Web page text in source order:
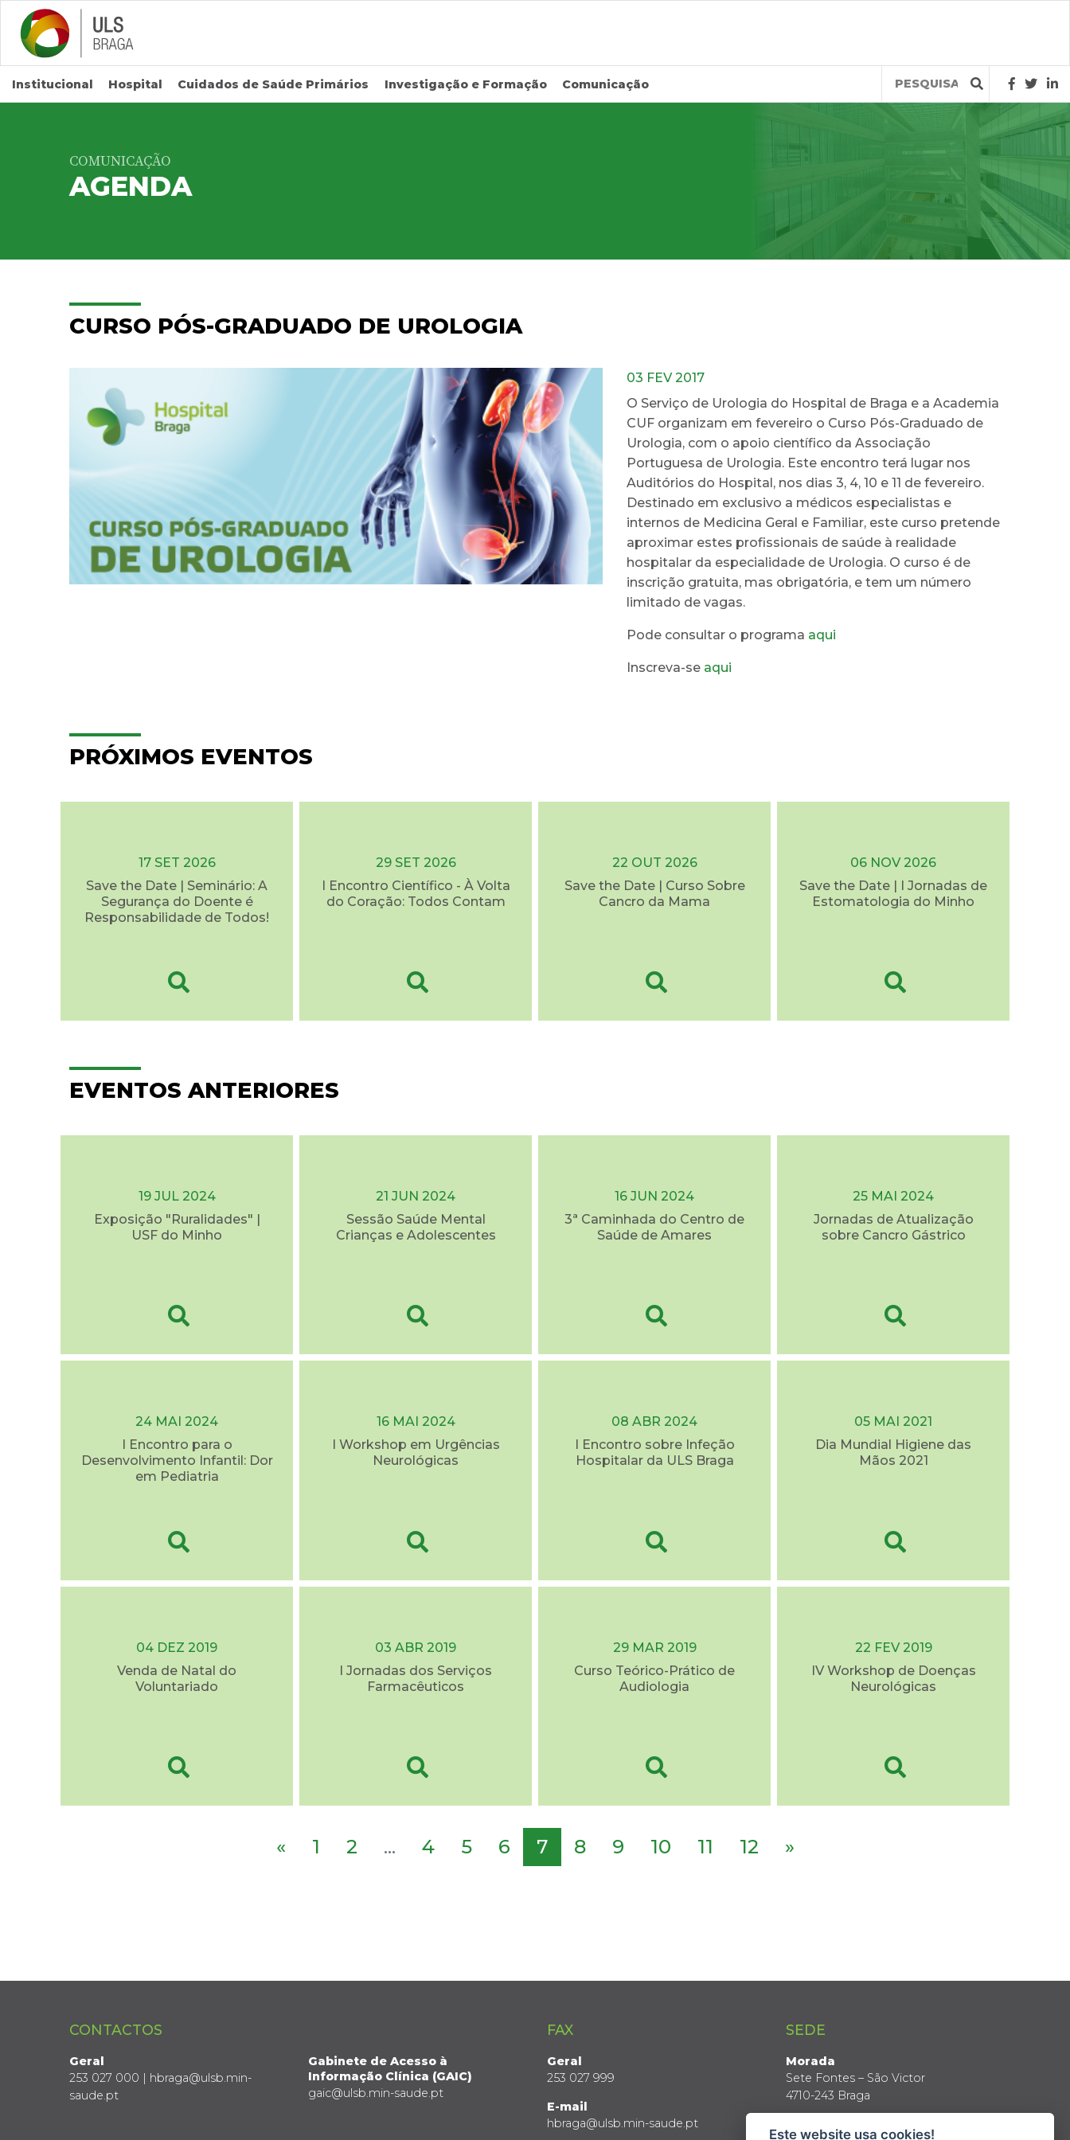
Saltar para conteúdo principal
Institucional Hospital Cuidados de Saúde Primários Investigação e Formação Comunicação
Query
COMUNICAÇÃO
AGENDA
CURSO PÓS-GRADUADO DE UROLOGIA
03 FEV 2017
O Serviço de Urologia do Hospital de Braga e a Academia
CUF organizam em fevereiro o Curso Pós-Graduado de
Urologia, com o apoio científico da Associação
Portuguesa de Urologia. Este encontro terá lugar nos
Auditórios do Hospital, nos dias 3, 4, 10 e 11 de fevereiro.
Destinado em exclusivo a médicos especialistas e
internos de Medicina Geral e Familiar, este curso pretende
aproximar estes profissionais de saúde à realidade
hospitalar da especialidade de Urologia. O curso é de
inscrição gratuita, mas obrigatória, e tem um número
limitado de vagas.
Pode consultar o programa aqui
Inscreva-se aqui
PRÓXIMOS EVENTOS
17 SET 2026
Save the Date | Seminário: A
Segurança do Doente é
Responsabilidade de Todos!
29 SET 2026
I Encontro Científico - À Volta
do Coração: Todos Contam
22 OUT 2026
Save the Date | Curso Sobre
Cancro da Mama
06 NOV 2026
Save the Date | I Jornadas de
Estomatologia do Minho
EVENTOS ANTERIORES
19 JUL 2024
Exposição "Ruralidades" |
USF do Minho
21 JUN 2024
Sessão Saúde Mental
Crianças e Adolescentes
16 JUN 2024
3ª Caminhada do Centro de
Saúde de Amares
25 MAI 2024
Jornadas de Atualização
sobre Cancro Gástrico
24 MAI 2024
I Encontro para o
Desenvolvimento Infantil: Dor
em Pediatria
16 MAI 2024
I Workshop em Urgências
Neurológicas
08 ABR 2024
I Encontro sobre Infeção
Hospitalar da ULS Braga
05 MAI 2021
Dia Mundial Higiene das
Mãos 2021
04 DEZ 2019
Venda de Natal do
Voluntariado
03 ABR 2019
I Jornadas dos Serviços
Farmacêuticos
29 MAR 2019
Curso Teórico-Prático de
Audiologia
22 FEV 2019
IV Workshop de Doenças
Neurológicas
« 1 2 ... 4 5 6 7 8 9 10 11 12 »
CONTACTOS
Geral
253 027 000 | hbraga@ulsb.min-
saude.pt
Gabinete de Acesso à
Informação Clínica (GAIC)
gaic@ulsb.min-saude.pt
FAX
Geral
253 027 999
E-mail
hbraga@ulsb.min-saude.pt
SEDE
Morada
Sete Fontes – São Victor
4710-243 Braga
Este website usa cookies!